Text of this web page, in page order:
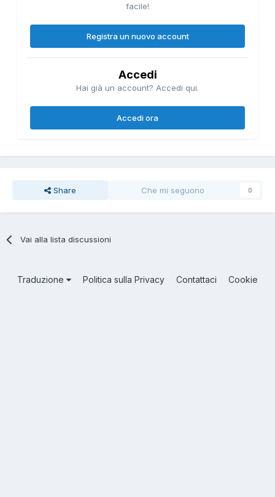
facile!
Registra un nuovo account
Accedi
Hai già un account? Accedi qui.
Accedi ora
Share Che mi seguono 0
Vai alla lista discussioni
Traduzione Politica sulla Privacy Contattaci Cookie